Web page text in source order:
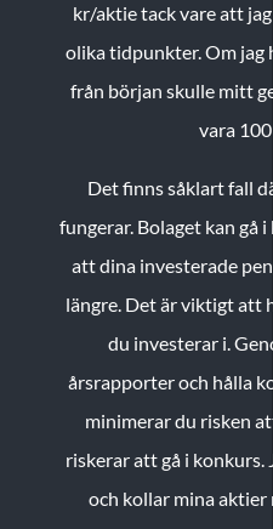
kr/aktie tack vare att
olika tidpunkter. Om jag
från början skulle mitt
vara
Det finns såklart fall
fungerar. Bolaget kan gå
att dina investerade
längre. Det är viktigt att
du investerar i.
årsrapporter och hålla
minimerar du risken
riskerar att gå i konkurs.
och kollar mina aktier